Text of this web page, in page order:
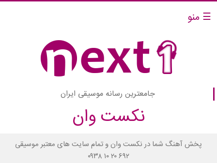
☰ منو
جامعترین رسانه موسیقی ایران
نکست وان
پخش آهنگ شما در نکست وان و تمام سایت های معتبر موسیقی
۰۹۳۸ ۱۰ ۲۰ ۶۹۲